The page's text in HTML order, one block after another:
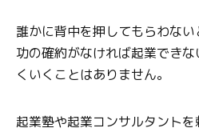
誰かに背中を押してもらわな
功の確約がなければ起業でき
くいくことはありません。
起業塾や起業コンサルタント